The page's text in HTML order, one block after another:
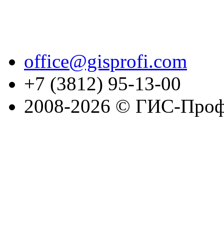
office@gisprofi.com
+7 (3812) 95-13-00
2008-2026 © ГИС-